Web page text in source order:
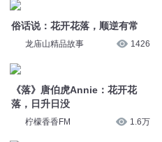
俗话说：花开花落，顺逆有常
龙庙山精品故事 1426
《落》唐伯虎Annie：花开花
落，日升日没
柠檬香香FM 1.6万